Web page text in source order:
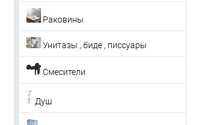
Раковины
Унитазы , биде , писсуары
Смесители
Душ